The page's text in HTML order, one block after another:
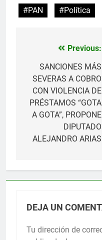
#PAN #Política
Navegación
entradas
Previous:
SANCIONES MÁS
SEVERAS A COBRO
CON VIOLENCIA DE
PRÉSTAMOS “GOTA
A GOTA”, PROPONE
DIPUTADO
ALEJANDRO ARIAS
DEJA UN
Tu dirección de